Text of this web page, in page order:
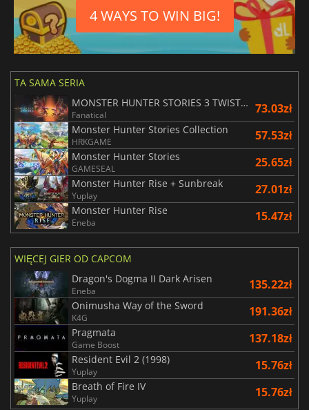
4 WAYS TO WIN BIG!
TA SAMA SERIA
MONSTER HUNTER STORIES 3 TWISTED REFLECTION
Fanatical 73.03zł
Monster Hunter Stories Collection
HRKGAME 57.53zł
Monster Hunter Stories
GAMESEAL 25.65zł
Monster Hunter Rise + Sunbreak
Yuplay 27.01zł
Monster Hunter Rise
Eneba 15.47zł
WIĘCEJ GIER OD CAPCOM
Dragon's Dogma II Dark Arisen
Eneba 135.22zł
Onimusha Way of the Sword
K4G 191.36zł
Pragmata
Game Boost 137.18zł
Resident Evil 2 (1998)
Yuplay 15.76zł
Breath of Fire IV
Yuplay 15.76zł